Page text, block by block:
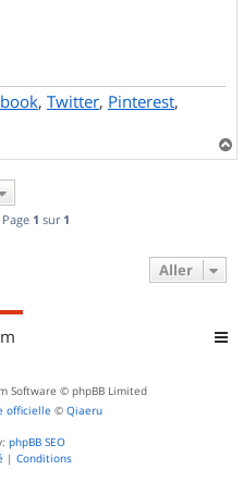
, Twitter, Pinterest,
a
1 sur 1
Aller
Software © phpBB Limited
officielle © Qiaeru
phpBB SEO
| Conditions